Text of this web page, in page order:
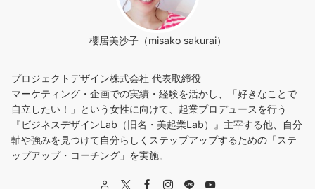
櫻居美沙子（misako sakurai）
プロジェクトデザイン株式会社 代表取締役
マーケティング・企画での実績・経験を活かし、「好きなことで
自立したい！」という女性に向けて、起業プロデュースを行う
『ビジネスデザインLab（旧名・美起業Lab）』主宰する他、自分
軸や強みを見つけて自分らしくステップアップするための「ステ
ップアップ・コーチング」を実施。